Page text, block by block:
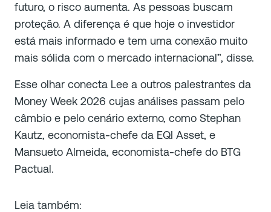
futuro, o risco aumenta. As pessoas buscam
proteção. A diferença é que hoje o investidor
está mais informado e tem uma conexão muito
mais sólida com o mercado internacional”, disse.
Esse olhar conecta Lee a outros palestrantes da
Money Week 2026 cujas análises passam pelo
câmbio e pelo cenário externo, como Stephan
Kautz, economista-chefe da EQI Asset, e
Mansueto Almeida, economista-chefe do BTG
Pactual.
Leia também: